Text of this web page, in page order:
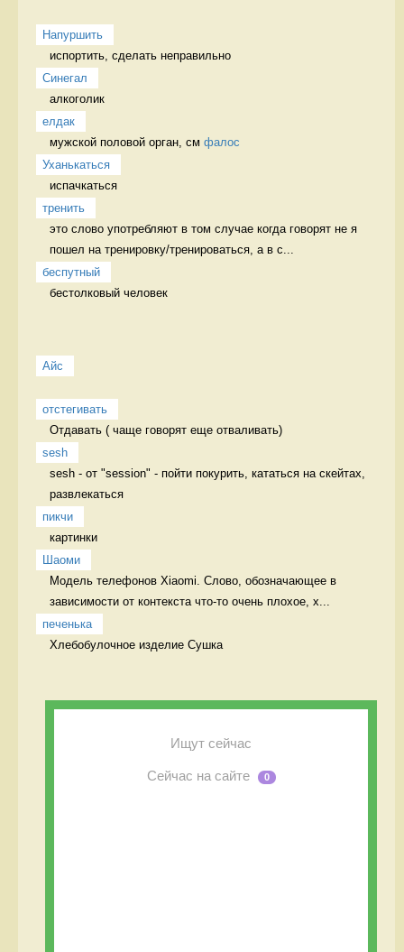
Напуршить
испортить, сделать неправильно
Синегал
алкоголик
елдак
мужской половой орган, см фалос
Уханькаться
испачкаться
тренить
это слово употребляют в том случае когда говорят не я
пошел на тренировку/тренироваться, а в с...
беспутный
бестолковый человек
Айс
отстегивать
Отдавать ( чаще говорят еще отваливать)
sesh
sesh - от "session" - пойти покурить, кататься на скейтах,
развлекаться
пикчи
картинки
Шаоми
Модель телефонов Xiaomi. Слово, обозначающее в
зависимости от контекста что-то очень плохое, х...
печенька
Хлебобулочное изделие Сушка
Ищут сейчас
Сейчас на сайте 0